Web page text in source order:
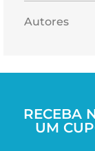
Autores
RECEBA
UM